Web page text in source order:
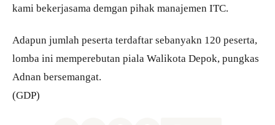
kami bekerjasama demgan pihak manajemen ITC.
Adapun jumlah peserta terdaftar sebanyakn 120 peserta,
lomba ini memperebutan piala Walikota Depok, pungkas
Adnan bersemangat.
(GDP)